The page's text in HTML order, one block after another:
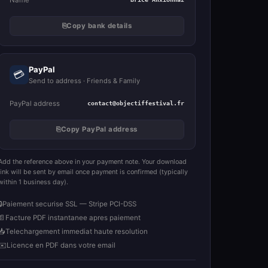
⎘Copy bank details
💳 PayPal
Send to address · Friends & Family
PayPal address contact@objectiffestival.fr
⎘Copy PayPal address
the reference above in your payment note. Your download
will be sent by email once payment is confirmed (typically
1 business day).
Paiement securise SSL — Stripe PCI-DSS
📄 Facture PDF instantanee apres paiement
Telechargement immediat haute resolution
Licence en PDF dans votre email